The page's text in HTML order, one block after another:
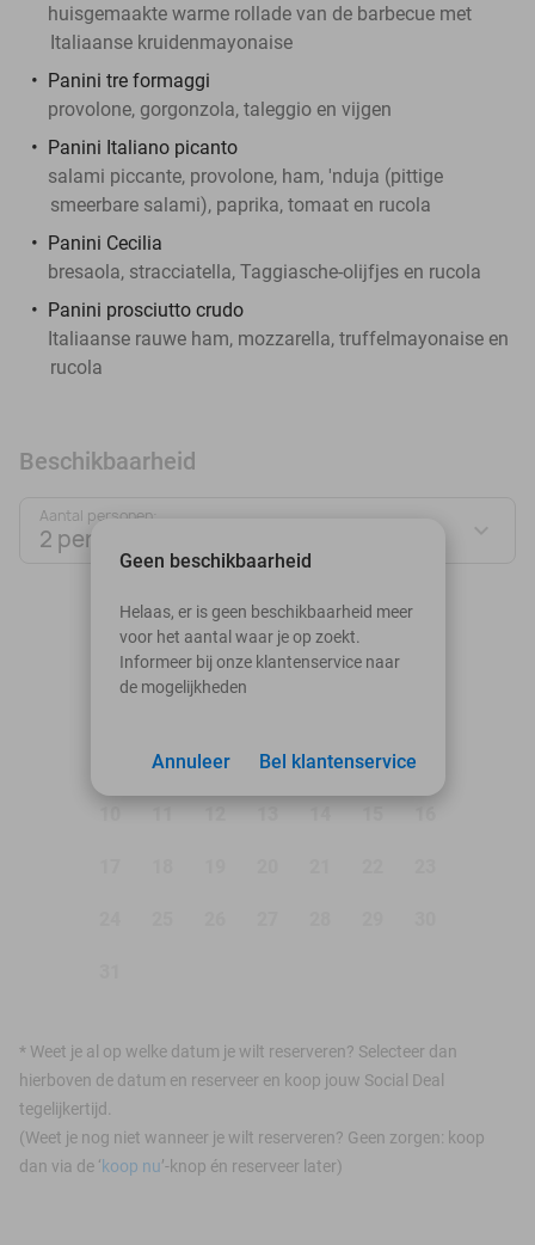
huisgemaakte warme rollade van de barbecue met
Italiaanse kruidenmayonaise
Panini tre formaggi
provolone, gorgonzola, taleggio en vijgen
Panini Italiano picanto
salami piccante, provolone, ham, 'nduja (pittige
smeerbare salami), paprika, tomaat en rucola
Panini Cecilia
bresaola, stracciatella, Taggiasche-olijfjes en rucola
Panini prosciutto crudo
Italiaanse rauwe ham, mozzarella, truffelmayonaise en
rucola
Beschikbaarheid
Aantal personen:
2 personen
augustus 2026
Ma
Di Wo Do Vr
4 5 6 7 8
* Weet je al op welke datum je wilt reserveren? Selecteer dan
hierboven de datum en reserveer en koop jouw Social Deal
tegelijkertijd.
(Weet je nog niet wanneer je wilt reserveren? Geen zorgen: koop
dan via de ‘koop nu’-knop én reserveer later)
Geen beschikbaarheid
Helaas, er is geen beschikbaarheid meer
voor het aantal waar je op zoekt.
Informeer bij onze klantenservice naar
de mogelijkheden
Bel klantenservice
Annuleer